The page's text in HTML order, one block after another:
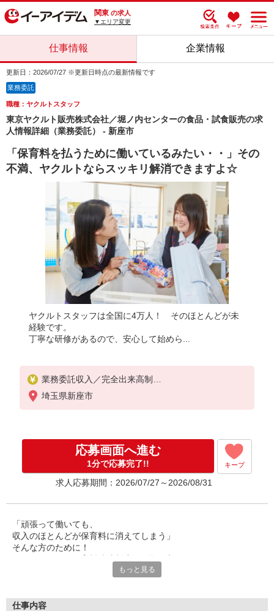
関東 の求人
▼エリア変更
仕事情報 企業情報
更新日：2026/07/27 ※更新日時点の最新情報です
業務委託
職種：ヤクルトスタッフ
東京ヤクルト販売株式会社／堀ノ内センターの食品・試食販売の求
人情報詳細（業務委託） - 新座市
「保育料を払うために働いているみたい・・」その
不満、ヤクルトならスッキリ解消できますよ☆
ヤクルトスタッフは全国に4万人！ そのほとんどが未
経験です。
丁寧な研修があるので、安心して始めら...
業務委託収入／完全出来高制
◎週3日〜OK◎扶養の範囲内OK
◎扶養の範囲を超えた高収入も応相談
週5日9時-15時の場合 月15万円〜
◆ノルマ・買取りなし！
※研修制度あり
収入保障期間：12か月
埼玉県新座市
応募画面へ進む
1分で応募完了!! キープ
求人応募期間：2026/07/27～2026/08/31
「頑張って働いても、
収入のほとんどが保育料に消えてしまう」
そんな方のために！
一般の保育園に子どもを預けている方をバックアップ◎
もっと見る
仕事内容